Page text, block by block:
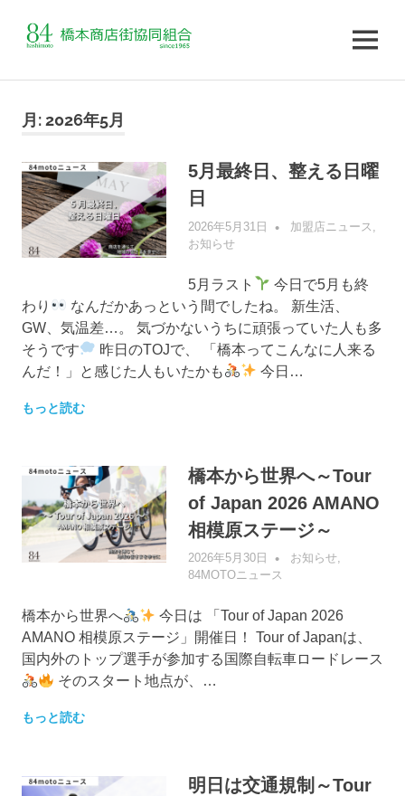
MENU
月:2026年5月
5月最終日、整える日曜
日
2026年5月31日 管理者
加盟店ニュース
お知らせ
5月ラスト
今日で5月も終
わり
なんだかあっという間でしたね。 新生活、
GW、気温差…。 気づかないうちに頑張っていた人も多
そうです
昨日のTOJで、 「橋本ってこんなに人来る
んだ！」と感じた人もいたかも
今日…
もっと読む
橋本から世界へ～Tour
of Japan 2026 AMANO
相模原ステージ～
2026年5月30日 管理者
お知らせ,
84MOTOニュース
橋本から世界へ
今日は 「Tour of Japan 2026
AMANO 相模原ステージ」開催日！ Tour of Japanは、
国内外のトップ選手が参加する国際自転車ロードレース
そのスタート地点が、…
もっと読む
明日は交通規制～Tour